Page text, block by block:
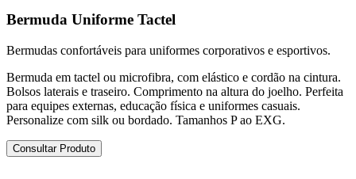
Bermuda Uniforme Tactel
Bermudas confortáveis para uniformes corporativos e esportivos.
Bermuda em tactel ou microfibra, com elástico e cordão na cintura.
Bolsos laterais e traseiro. Comprimento na altura do joelho. Perfeita
para equipes externas, educação física e uniformes casuais.
Personalize com silk ou bordado. Tamanhos P ao EXG.
Consultar Produto